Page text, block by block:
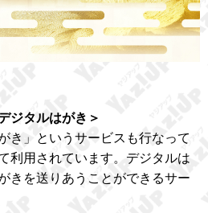
ジタルはがき＞
き」というサービスも行なって
利用されています。デジタルは
きを送りあうことができるサー